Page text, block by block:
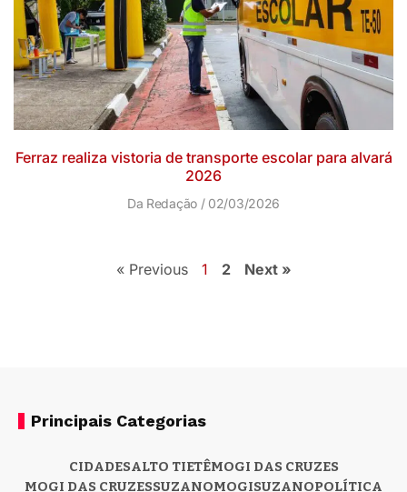
Ferraz realiza vistoria de transporte escolar para alvará
2026
Da Redação 02/03/2026
« Previous 1 2 Next »
Principais Categorias
CIDADESALTO TIETÊMOGI DAS CRUZES
MOGI DAS CRUZESSUZANOMOGISUZANOPOLÍTICA